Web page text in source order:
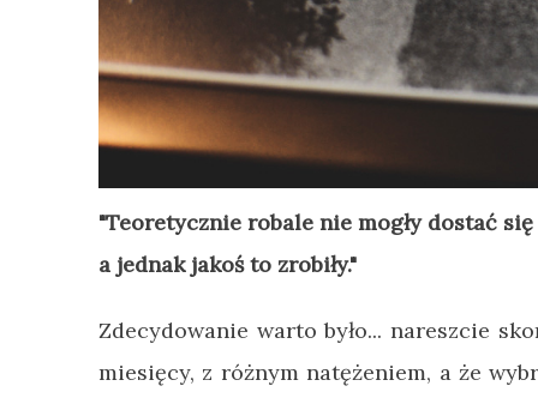
"Teoretycznie robale nie mogły dostać
a jednak jakoś to zrobiły."
Zdecydowanie warto było... nareszcie
miesięcy, z różnym natężeniem, a że